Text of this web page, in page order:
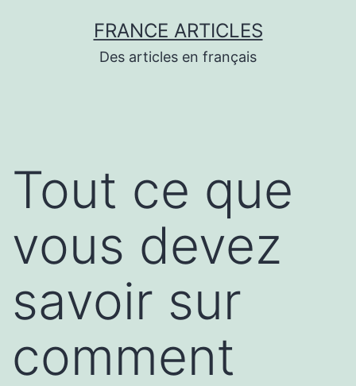
FRANCE ARTICLES
Des articles en français
Tout ce que
vous devez
savoir sur
comment